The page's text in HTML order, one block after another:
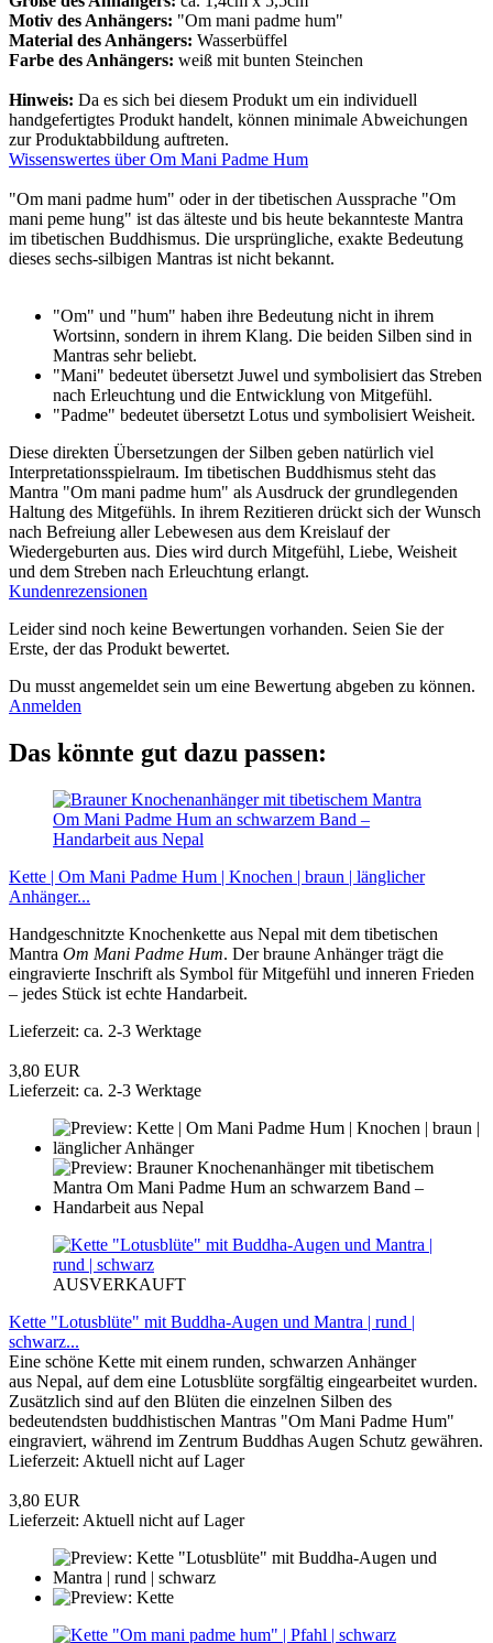
Motiv des Anhängers: "Om mani padme hum"
Material des Anhängers: Wasserbüffel
Farbe des Anhängers: weiß mit bunten Steinchen
Hinweis: Da es sich bei diesem Produkt um ein individuell
handgefertigtes Produkt handelt, können minimale Abweichungen
zur Produktabbildung auftreten.
Wissenswertes über Om Mani Padme Hum
"Om mani padme hum" oder in der tibetischen Aussprache "Om
mani peme hung" ist das älteste und bis heute bekannteste Mantra
im tibetischen Buddhismus. Die ursprüngliche, exakte Bedeutung
dieses sechs-silbigen Mantras ist nicht bekannt.
"Om" und "hum" haben ihre Bedeutung nicht in ihrem
Wortsinn, sondern in ihrem Klang. Die beiden Silben sind in
Mantras sehr beliebt.
"Mani" bedeutet übersetzt Juwel und symbolisiert das Streben
nach Erleuchtung und die Entwicklung von Mitgefühl.
"Padme" bedeutet übersetzt Lotus und symbolisiert Weisheit.
Diese direkten Übersetzungen der Silben geben natürlich viel
Interpretationsspielraum. Im tibetischen Buddhismus steht das
Mantra "Om mani padme hum" als Ausdruck der grundlegenden
Haltung des Mitgefühls. In ihrem Rezitieren drückt sich der Wunsch
nach Befreiung aller Lebewesen aus dem Kreislauf der
Wiedergeburten aus. Dies wird durch Mitgefühl, Liebe, Weisheit
und dem Streben nach Erleuchtung erlangt.
Kundenrezensionen
Leider sind noch keine Bewertungen vorhanden. Seien Sie der
Erste, der das Produkt bewertet.
Du musst angemeldet sein um eine Bewertung abgeben zu können.
Anmelden
Das könnte gut dazu passen:
Kette | Om Mani Padme Hum | Knochen | braun | länglicher
Anhänger...
Handgeschnitzte Knochenkette aus Nepal mit dem tibetischen
Mantra Om Mani Padme Hum. Der braune Anhänger trägt die
eingravierte Inschrift als Symbol für Mitgefühl und inneren Frieden
– jedes Stück ist echte Handarbeit.
Lieferzeit: ca. 2-3 Werktage
3,80 EUR
Lieferzeit: ca. 2-3 Werktage
AUSVERKAUFT
Kette "Lotusblüte" mit Buddha-Augen und Mantra | rund |
schwarz...
Eine schöne Kette mit einem runden, schwarzen Anhänger
aus Nepal, auf dem eine Lotusblüte sorgfältig eingearbeitet wurden.
Zusätzlich sind auf den Blüten die einzelnen Silben des
bedeutendsten buddhistischen Mantras "Om Mani Padme Hum"
eingraviert, während im Zentrum Buddhas Augen Schutz gewähren.
Lieferzeit: Aktuell nicht auf Lager
3,80 EUR
Lieferzeit: Aktuell nicht auf Lager